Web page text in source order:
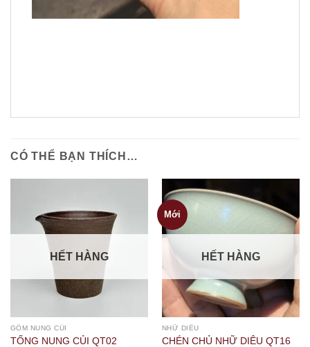
CÓ THỂ BẠN THÍCH…
HẾT HÀNG
GỐM NUNG CỦI
TỐNG NUNG CỦI QT02
Mới
HẾT HÀNG
NHỮ DIÊU
CHÉN CHỦ NHỮ DIÊU QT16